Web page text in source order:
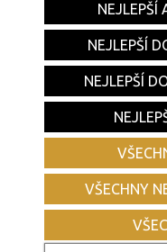
NEJLEPŠÍ
NEJLEPŠÍ
NEJLEPŠÍ
VŠECHNY